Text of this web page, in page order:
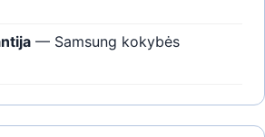
— Samsung kokybės